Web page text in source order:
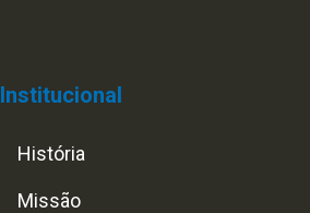
Institucional
História
Missão